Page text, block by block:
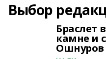
Выбор
Браслет
камне и
Ошнуров